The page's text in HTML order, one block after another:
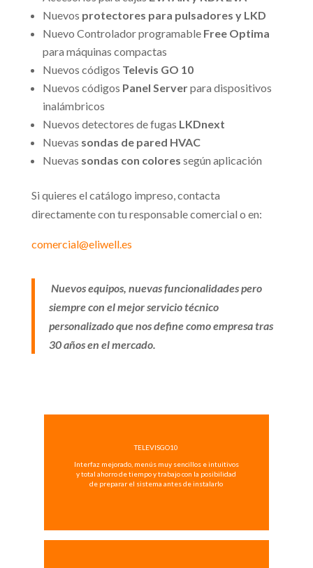
Nuevos protectores para pulsadores y LKD
Nuevo Controlador programable Free Optima
para máquinas compactas
Nuevos códigos Televis GO 10
Nuevos códigos Panel Serverpara dispositivos
inalámbricos
Nuevos detectores de fugas LKDnext
Nuevas sondas de pared HVAC
Nuevas sondas con colores según aplicación
Si quieres el catálogo impreso, contacta
directamente con tu responsable comercial o en:
comercial@eliwell.es
Nuevos equipos, nuevas funcionalidades pero
siempre con el mejor servicio técnico
personalizado que nos define como empresa tras
30 años en el mercado.
TELEVISGO10
Interfaz mejorado, menús muy sencillos e intuitivos
y total ahorro de tiempo y trabajo con la posibilidad
de preparar el sistema antes de instalarlo